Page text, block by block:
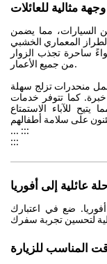
مثالية للعائلات
من السيارات، مما يضمن
الطراز المعماري الخشبي
ساحرة تجذب الزوار
من جميع الأعمار.
منحدرات تزلج سهلة
خبرة. كما تتوفر خدمات
للآباء الاستمتاع
... :::
:::
عائلية إلى أفوريا
ضع في اعتبارك
المناسب للزيارة